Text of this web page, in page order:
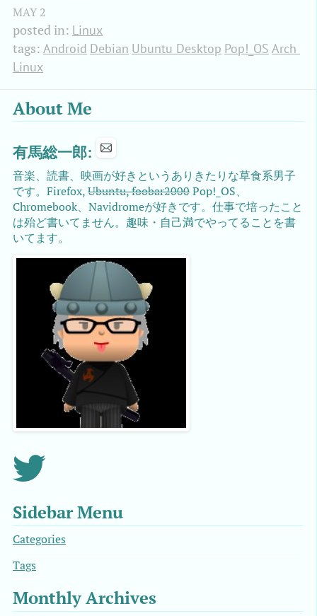
MAY 2
posted in: Linux
tags: Android Debian Ubuntu Desktop Pop!_OS Arch
Linux
About Me
有馬総一郎:
音楽、読書、映画が好きというありきたりな草食系男子
です。Firefox,Ubuntu, foobar2000Pop!_OS、
Chromebook、Navidromeが好きです。仕事で培ったこと
は殆ど書いてません。趣味・自己満でやってることを書
いてます。
Sidebar Menu
Categories
Tags
Monthly Archives